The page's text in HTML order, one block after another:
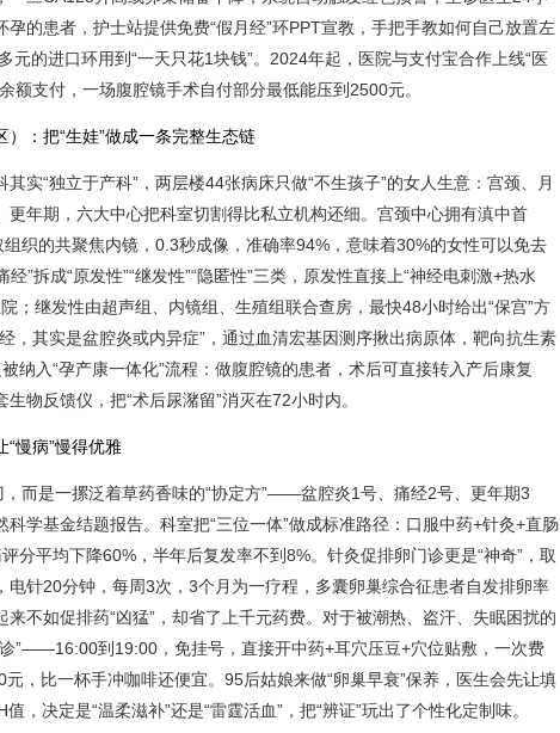
的患者，护士站提供免费“假月经”环PPT宣教，手把手教如何自己放置左
元的进口环用到“一天只花1块钱”。2024年起，医院与支付宝合作上线“医
额支付，一场腹腔镜手术自付部分最低能压到2500元。
：把“生娃”做成一条完整生态链
实“独立于产科”，两层楼44张病床只做“不生孩子”的女人生意：宫颈、月
更年期，六大中心把科室切割得比私立机构还细。宫颈中心拥有滇中首
织的共聚焦内镜，0.3秒成像，准确率94%，意味着30%的女性可以免去
经”拆成“原发性”“继发性”“隐匿性”三类，原发性直接上“神经电刺激+热水
；继发性由超声组、内镜组、生殖组联合查房，最快48小时给出“保宫”方
，其实是盆腔炎或内异症”，通过血清宏基因测序揪出病原体，靶向抗生素
纳入“孕产康一体化”流程：做腹腔镜的患者，术后可直接转入产后康复
物反馈仪，把“术后尿潴留”消灭在72小时内。
慢病”慢得优雅
，而是一摞泛着草药香味的“协定方”——盆腔炎1号、痛经2号、更年期3
学基金结题报告。科室把“三位一体”做成标准路径：口服中药+针灸+直肠
分平均下降60%，半年后复发率不到8%。针灸促排卵门诊更是“神奇”，取
电针20分钟，每周3次，3个月为一疗程，多囊卵巢综合征患者自发排卵率
不如促排药“凶猛”，却省了上千元药费。对于被潮热、盗汗、失眠困扰的
”——16:00到19:00，免挂号，直接开中药+耳穴压豆+穴位贴敷，一次费
，比一杯手冲咖啡还便宜。95后姑娘来做“卵巢早衰”保养，医生会先让填
，决定是“温柔滋补”还是“雷霆活血”，把“辨证”玩出了个性化定制味。